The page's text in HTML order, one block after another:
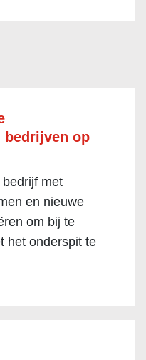
bedrijven op
met
en nieuwe
om bij te
het onderspit te